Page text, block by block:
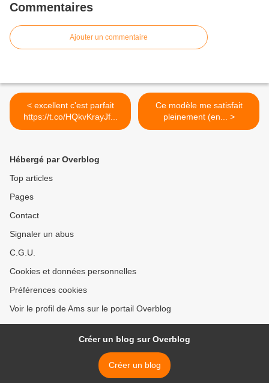
Commentaires
Ajouter un commentaire
< excellent c'est parfait
https://t.co/HQkvKrayJf...
Ce modèle me satisfait
pleinement (en... >
Hébergé par Overblog
Top articles
Pages
Contact
Signaler un abus
C.G.U.
Cookies et données personnelles
Préférences cookies
Voir le profil de Ams sur le portail Overblog
Créer un blog sur Overblog
Créer un blog